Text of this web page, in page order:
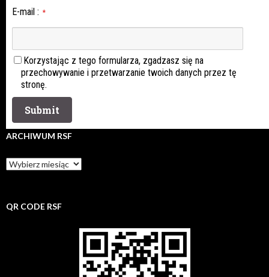
E-mail : *
Korzystając z tego formularza, zgadzasz się na
przechowywanie i przetwarzanie twoich danych przez tę
stronę.
ARCHIWUM RSF
Archiwum
rsf
QR CODE RSF